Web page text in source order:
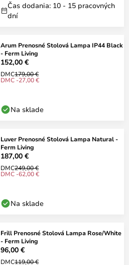
Čas dodania: 10 - 15 pracovných
dní
Arum Prenosné Stolová Lampa IP44 Black
- Ferm Living
152,00 €
DMC179,00 €
DMC -27,00 €
Na sklade
Luver Prenosné Stolová Lampa Natural -
Ferm Living
187,00 €
DMC249,00 €
DMC -62,00 €
Na sklade
Frill Prenosné Stolová Lampa Rose/White
- Ferm Living
96,00 €
DMC119,00 €